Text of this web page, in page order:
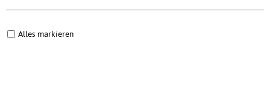
Alles markieren